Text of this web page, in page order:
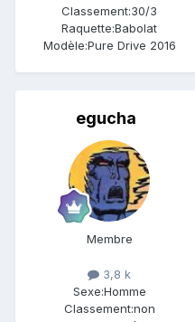
Classement:30/3
Raquette:Babolat
Modèle:Pure Drive 2016
egucha
Membre
3,8 k
Sexe:Homme
Classement:non